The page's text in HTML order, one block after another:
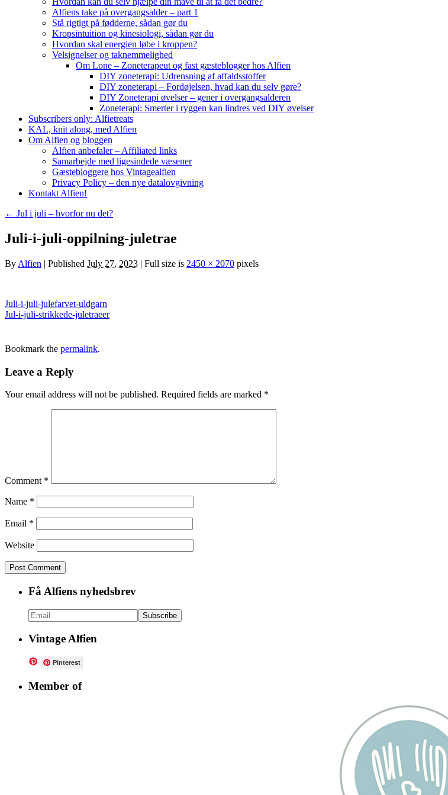
Alfiens take på overgangsalder – part 1
Stå rigtigt på fødderne, sådan gør du
Kropsintuition og kinesiologi, sådan gør du
Hvordan skal energien løbe i kroppen?
Velsignelser og taknemmelighed
Om Lone – Zoneterapeut og fast gæsteblogger hos Alfien
DIY zoneterapi: Udrensning af affaldsstoffer
DIY zoneterapi – Fordøjelsen, hvad kan du selv gøre?
DIY Zoneterapi øvelser – gener i overgangsalderen
Zoneterapi: Smerter i ryggen kan lindres ved DIY øvelser
Subscribers only: Alfietreats
KAL, knit along, med Alfien
Om Alfien og bloggen
Alfien anbefaler – Affiliated links
Samarbejde med ligesindede væsener
Gæstebloggere hos Vintagealfien
Privacy Policy – den nye datalovgivning
Kontakt Alfien!
← Jul i juli – hvorfor nu det?
Juli-i-juli-oppilning-juletrae
By Alfien | Published July 27, 2023 | Full size is 2450 × 2070 pixels
Juli-i-juli-julefarvet-uldgarn
Jul-i-juli-strikkede-juletraeer
Bookmark the permalink.
Leave a Reply
Your email address will not be published. Required fields are marked *
Comment *
Name *
Email *
Website
Få Alfiens nyhedsbrev
Vintage Alfien
Pinterest
Member of